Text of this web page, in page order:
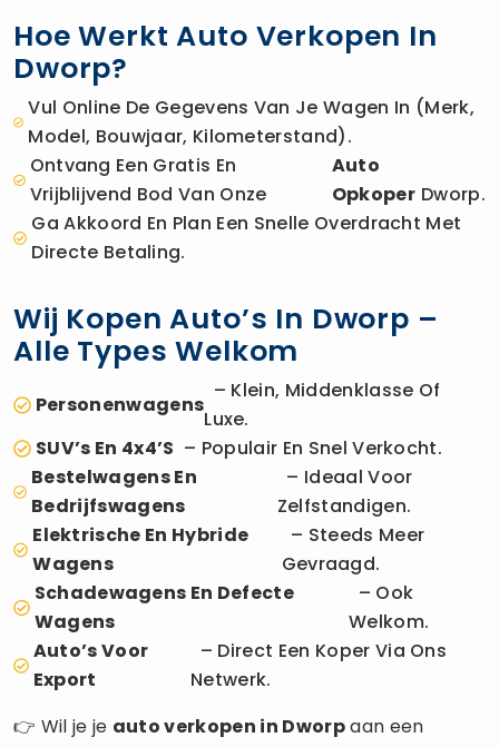
Hoe Werkt Auto Verkopen In
Dworp?
Vul Online De Gegevens Van Je Wagen In (merk,
Model, Bouwjaar, Kilometerstand).
Ontvang Een Gratis En
Vrijblijvend Bod Van Onze
Auto
Opkoper Dworp.
Ga Akkoord En Plan Een Snelle Overdracht Met
Directe Betaling.
Wij Kopen Auto’s In Dworp –
Alle Types Welkom
Personenwagens
– Klein, Middenklasse Of
Luxe.
SUV’s En 4x4’s – Populair En Snel Verkocht.
Bestelwagens En
Bedrijfswagens
– Ideaal Voor
Zelfstandigen.
Elektrische En Hybride
Wagens
– Steeds Meer
Gevraagd.
Schadewagens En Defecte
Wagens
– Ook
Welkom.
Auto’s Voor
Export
– Direct Een Koper Via Ons
Netwerk.
👉 Wil je je auto verkopen in Dworpaan een